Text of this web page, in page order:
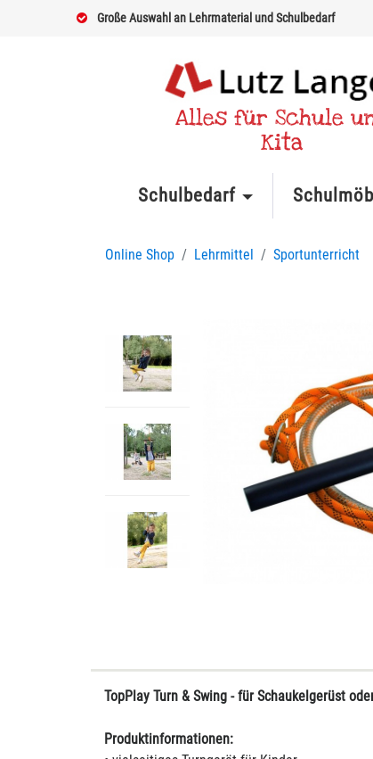
Große Auswahl an Lehrmaterial und Schulbedarf
Alles für Schule
Kita
Schulbedarf
Online Shop Lehrmittel Sportunterricht
TopPlay Turn & Swing - für Schaukelgerüst
Produktinformationen: